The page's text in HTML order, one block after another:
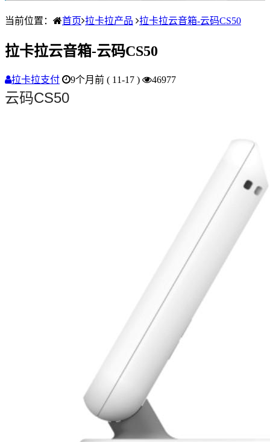
当前位置： 首页 拉卡拉产品 拉卡拉云音箱-云码CS50
拉卡拉云音箱-云码CS50
拉卡拉支付 9个月前 ( 11-17 ) 46977
云码CS50